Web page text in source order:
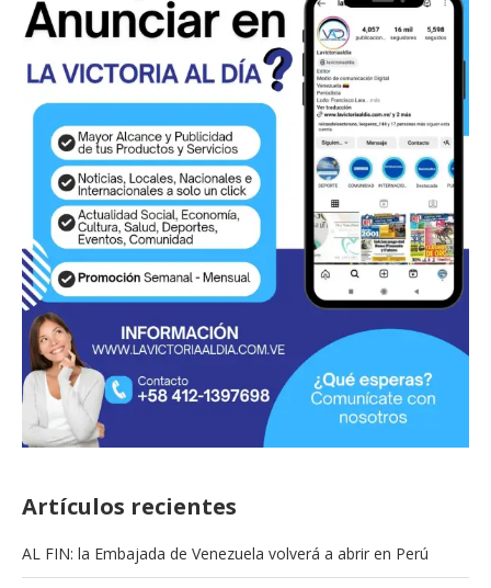
Artículos recientes
AL FIN: la Embajada de Venezuela volverá a abrir en Perú